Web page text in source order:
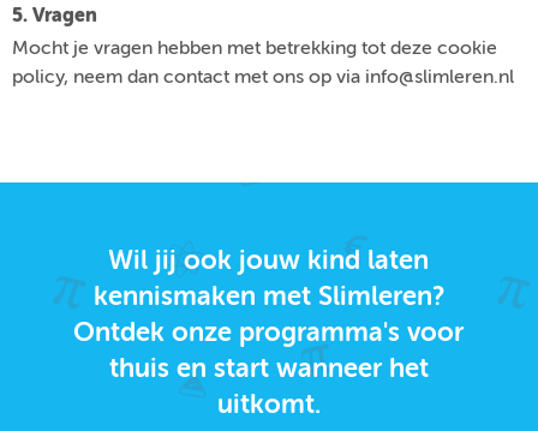
5. Vragen
Mocht je vragen hebben met betrekking tot deze cookie
policy, neem dan contact met ons op via info@slimleren.nl
Wil jij ook jouw kind laten
kennismaken met Slimleren?
Ontdek onze programma's voor
thuis en start wanneer het
uitkomt.